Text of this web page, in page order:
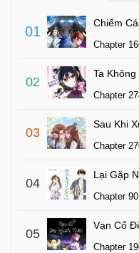
01
Chiếm
Chapter
02
Ta
Chapter
03
Chapter
04
Lại Gặp
Chapter
05
Vạn Cổ
Chapter